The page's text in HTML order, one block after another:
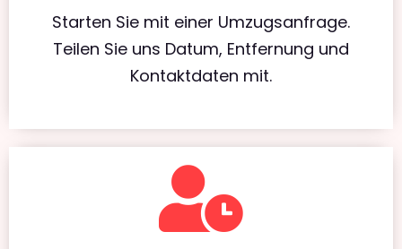
Starten Sie mit einer Umzugsanfrage.
Teilen Sie uns Datum, Entfernung und
Kontaktdaten mit.